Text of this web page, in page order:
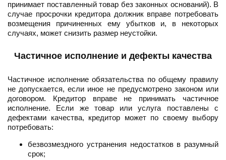
принимает поставленный товар без законных оснований). В
случае просрочки кредитора должник вправе потребовать
возмещения причиненных ему убытков и, в некоторых
случаях, может снизить размер неустойки.
Частичное исполнение и дефекты качества
Частичное исполнение обязательства по общему правилу
не допускается, если иное не предусмотрено законом или
договором. Кредитор вправе не принимать частичное
исполнение. Если же товар или услуга поставлены с
дефектами качества, кредитор может по своему выбору
потребовать:
безвозмездного устранения недостатков в разумный
срок;